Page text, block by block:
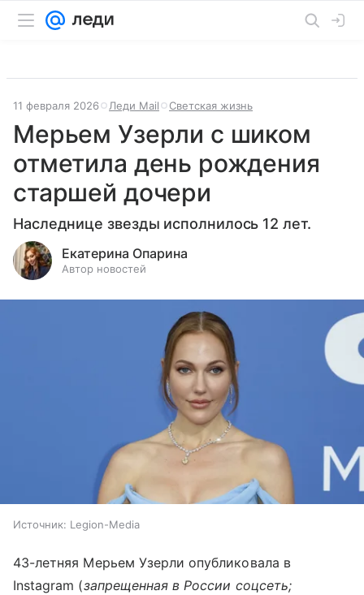
11 февраля 2026 Леди Mail Светская жизнь
Мерьем Узерли с шиком
отметила день рождения
старшей дочери
Наследнице звезды исполнилось 12 лет.
Екатерина Опарина
Автор новостей
Источник: Legion-Media
43-летняя Мерьем Узерли опубликовала в
Instagram (запрещенная в России соцсеть;